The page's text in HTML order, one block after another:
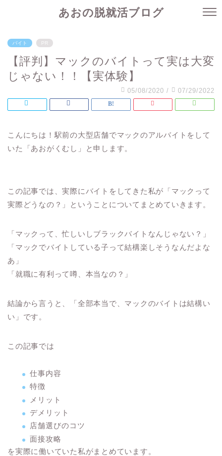
あおの脱就活ブログ
バイト PR
【評判】マックのバイトって実は大変
じゃない！！【実体験】
05/08/2020 / 07/29/2022
こんにちは！駅前の大型店舗でマックのアルバイトをして
いた「あおがくむし」と申します。
この記事では、実際にバイトをしてきた私が 「マックって
実際どうなの？」ということについてまとめてい きます。
「マックって、忙しいしブラックバイトなんじゃない？」
「マックでバイトしている子って結構楽しそうなんだよな
あ」
「就職に有利って噂、本当なの？」
結論から言うと、
「全部本当で、マックのバイトは結構い
い 」です。
この記事では
仕事内容
特徴
メリット
デメリット
店舗選びのコツ
面接攻略
を実際に働いていた私がまとめています。